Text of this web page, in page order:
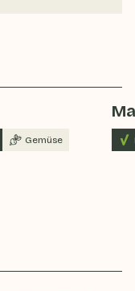
Gemüse